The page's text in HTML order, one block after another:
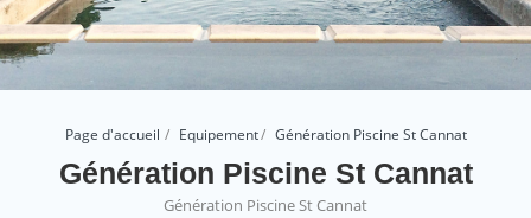
Page d'accueil Equipement Génération Piscine St Cannat
Génération Piscine St Cannat
Génération Piscine St Cannat